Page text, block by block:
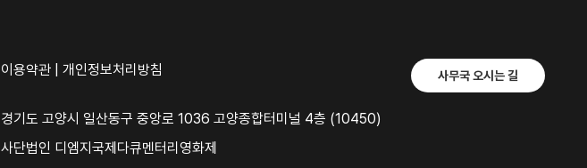
이용약관 개인정보처리방침
경기도 고양시 일산동구 중앙로 1036 고양종합터미널 4층 (10450)
사단법인 디엠지국제다큐멘터리영화제
사무국 오시는 길